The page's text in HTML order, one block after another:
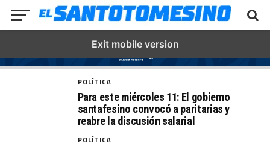
POLÍTICA
Para este miércoles 11: El gobierno
santafesino convocó a paritarias y
reabre la discusión salarial
POLÍTICA
Exit mobile version